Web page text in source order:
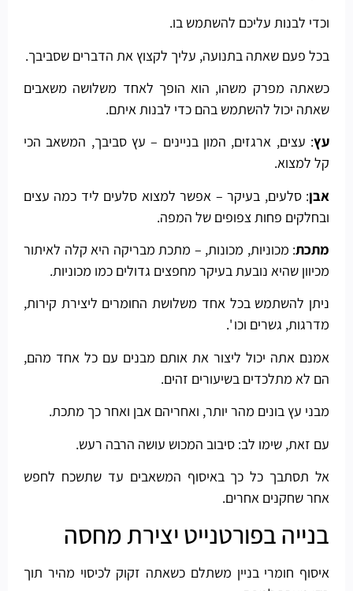
וכדי לבנות עליכם להשתמש בו.
בכל פעם שאתה בתנועה, עליך לקצוץ את הדברים שסביבך.
כשאתה מפרק משהו, הוא הופך לאחד משלושה משאבים
שאתה יכול להשתמש בהם כדי לבנות איתם.
עץ: עצים, ארגזים, המון בניינים – עץ סביבך, המשאב הכי
קל למצוא.
אבן: סלעים, בעיקר – אפשר למצוא סלעים ליד כמה עצים
ובחלקים פחות צפופים של המפה.
מתכת: מכוניות, מכונות, – מתכת מבריקה היא קלה לאיתור
מכיוון שהיא נובעת בעיקר מחפצים גדולים כמו מכוניות.
ניתן להשתמש בכל אחד משלושת החומרים ליצירת קירות,
מדרגות, גשרים וכו '.
אמנם אתה יכול ליצור את אותם מבנים עם כל אחד מהם,
הם לא מתלכדים בשיעורים זהים.
מבני עץ בונים מהר יותר, ואחריהם אבן ואחר כך מתכת.
עם זאת, שימו לב: סיבוב המכוש עושה הרבה רעש.
אל תסתבך כל כך באיסוף המשאבים עד שתשכח לחפש
אחר שחקנים אחרים.
בנייה בפורטנייט יצירת מחסה
איסוף חומרי בניין משתלם כשאתה זקוק לכיסוי מהיר תוך